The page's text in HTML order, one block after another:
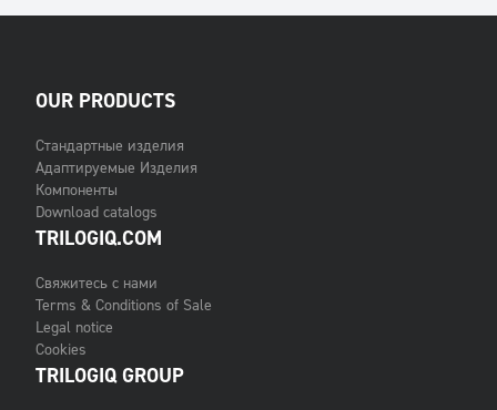
OUR PRODUCTS
Стандартные изделия
Адаптируемые Изделия
Компоненты
Download catalogs
TRILOGIQ.COM
Свяжитесь с нами
Terms & Conditions of Sale
Legal notice
Cookies
TRILOGIQ GROUP